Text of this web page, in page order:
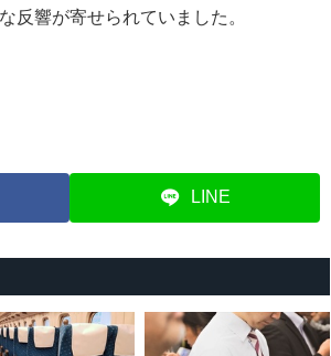
反響が寄せられていました。
LINE